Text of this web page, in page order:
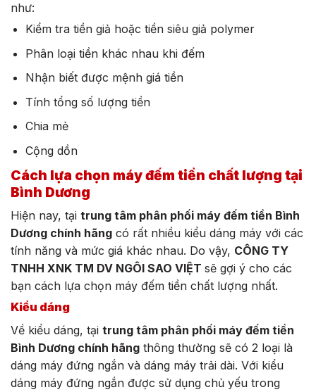
như:
Kiểm tra tiền giả hoặc tiền siêu giả polymer
Phân loại tiền khác nhau khi đếm
Nhận biết được mệnh giá tiền
Tính tổng số lượng tiền
Chia mẻ
Cộng dồn
Cách lựa chọn máy đếm tiền chất lượng tại
Bình Dương
Hiện nay, tại trung tâm phân phối máy đếm tiền Bình
Dương chính hãng có rất nhiều kiểu dáng máy với các
tính năng và mức giá khác nhau. Do vậy, CÔNG TY
TNHH XNK TM DV NGÔI SAO VIỆT sẽ gợi ý cho các
bạn cách lựa chọn máy đếm tiền chất lượng nhất.
Kiểu dáng
Về kiểu dáng, tại trung tâm phân phối máy đếm tiền
Bình Dương chính hãng thông thường sẽ có 2 loại là
dáng máy đứng ngắn và dáng máy trải dài. Với kiểu
dáng máy đứng ngắn được sử dụng chủ yếu trong